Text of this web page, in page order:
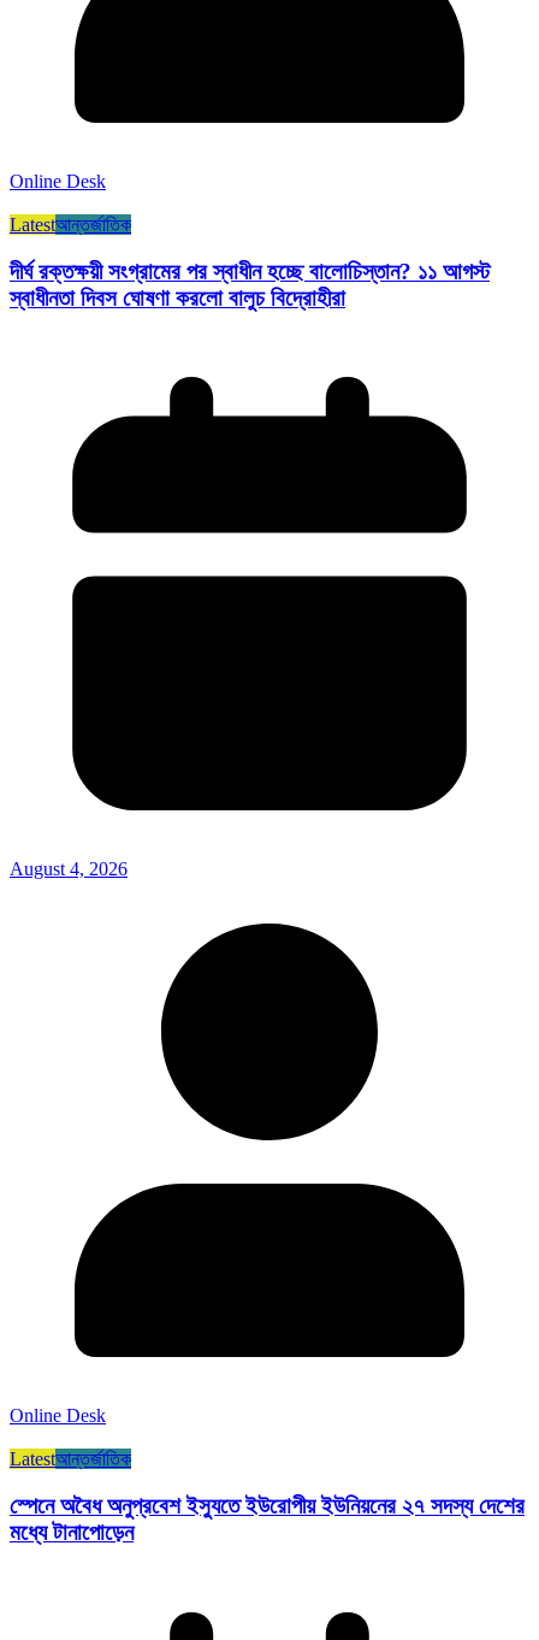
Online Desk
Latestআন্তর্জাতিক
দীর্ঘ রক্তক্ষয়ী সংগ্রামের পর স্বাধীন হচ্ছে বালোচিস্তান? ১১ আগস্ট
স্বাধীনতা দিবস ঘোষণা করলো বালুচ বিদ্রোহীরা
August 4, 2026
Online Desk
Latestআন্তর্জাতিক
স্পেনে অবৈধ অনুপ্রবেশ ইস্যুতে ইউরোপীয় ইউনিয়নের ২৭ সদস্য দেশের
মধ্যে টানাপোড়েন